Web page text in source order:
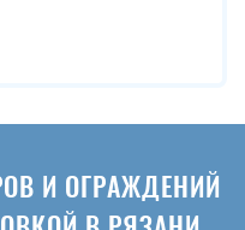
И ОГРАЖДЕНИЙ